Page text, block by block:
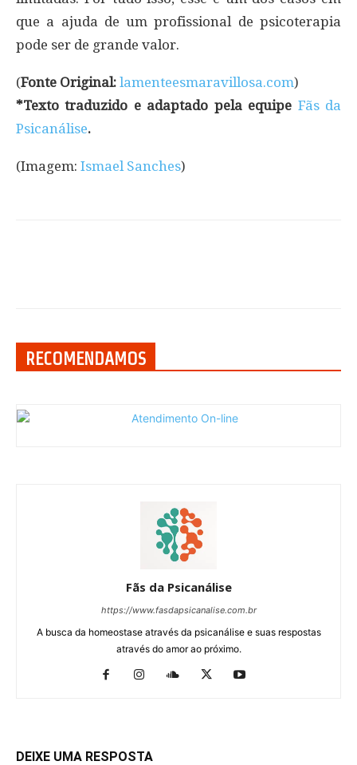
que a ajuda de um profissional de psicoterapia
pode ser de grande valor.
(Fonte Original: lamenteesmaravillosa.com)
*Texto traduzido e adaptado pela equipe Fãs da
Psicanálise.
(Imagem: Ismael Sanches)
RECOMENDAMOS
Fãs da Psicanálise
https://www.fasdapsicanalise.com.br
A busca da homeostase através da psicanálise e suas respostas
através do amor ao próximo.
DEIXE UMA RESPOSTA